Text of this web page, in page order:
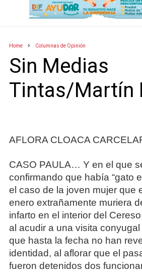
Home Columnas de Opinión
Sin Medias
Tintas/Martín
AFLORA CLOACA
CASO PAULA… Y en el que
confirmando que había “gato
el caso de la joven mujer que
enero extrañamente muriera
infarto en el interior del
al acudir a una visita conyugal
que hasta la fecha no han
identidad, al aflorar que el
fueron detenidos dos